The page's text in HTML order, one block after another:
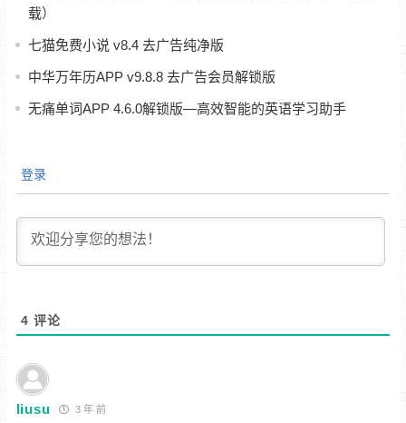
载）
七猫免费小说 v8.4 去广告纯净版
中华万年历APP v9.8.8 去广告会员解锁版
无痛单词APP 4.6.0解锁版—高效智能的英语学习助手
登录
4 评论
liusu 3 年 前